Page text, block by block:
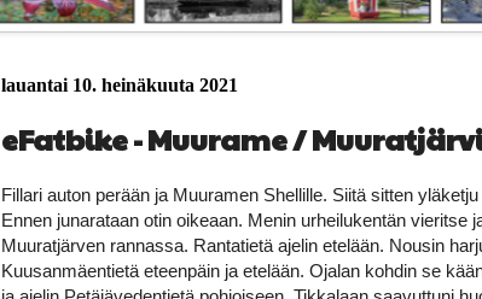
lauantai 10. heinäkuuta 2021
eFatbike - Muurame /
Fillari auton perään ja Muuramen Shellille. Siitä sitten
Ennen junarataan otin oikeaan. Menin urheilukentän vieritse
Muuratjärven rannassa. Rantatietä ajelin etelään. Nousin
Kuusanmäentietä eteenpäin ja etelään. Ojalan kohdin se